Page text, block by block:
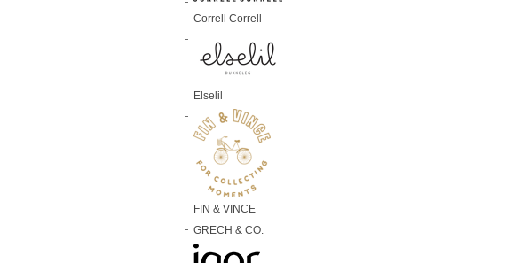
Correll Correll
Elselil
FIN & VINCE
GRECH & CO.